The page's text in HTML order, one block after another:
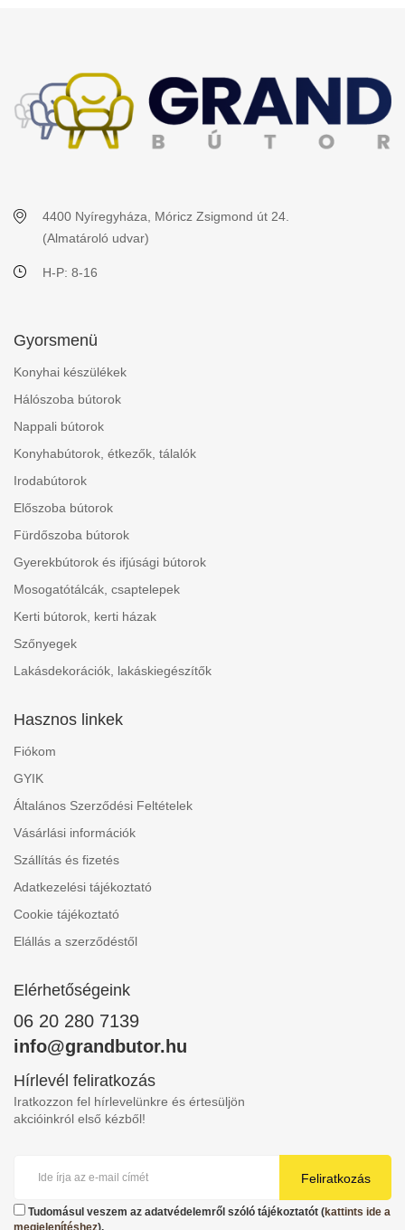
4400 Nyíregyháza, Móricz Zsigmond út 24.
(Almatároló udvar)
H-P: 8-16
Gyorsmenü
Konyhai készülékek
Hálószoba bútorok
Nappali bútorok
Konyhabútorok, étkezők, tálalók
Irodabútorok
Előszoba bútorok
Fürdőszoba bútorok
Gyerekbútorok és ifjúsági bútorok
Mosogatótálcák, csaptelepek
Kerti bútorok, kerti házak
Szőnyegek
Lakásdekorációk, lakáskiegészítők
Hasznos linkek
Fiókom
GYIK
Általános Szerződési Feltételek
Vásárlási információk
Szállítás és fizetés
Adatkezelési tájékoztató
Cookie tájékoztató
Elállás a szerződéstől
Elérhetőségeink
06 20 280 7139
info@grandbutor.hu
Hírlevél feliratkozás
Iratkozzon fel hírlevelünkre és értesüljön
akcióinkról első kézből!
Feliratkozás
Tudomásul veszem az adatvédelemről szóló tájékoztatót (kattints ide a
megjelenítéshez).